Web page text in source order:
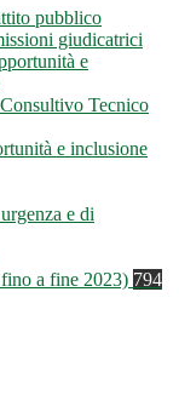
pubblico
giudicatrici
e
Tecnico
e inclusione
e di
a fine 2023) 794